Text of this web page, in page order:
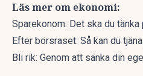
Läs mer om ekonomi:
Sparekonom: Det ska du
Efter börsraset: Så kan du
Bli rik: Genom att sänka din